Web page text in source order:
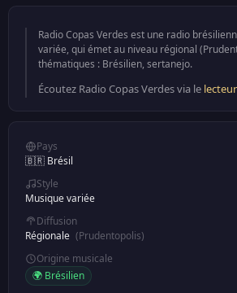
Radio Copas Verdes est une radio
variée, qui émet au niveau régional
thématiques : Brésilien, sertanejo.
Écoutez Radio Copas Verdes via le
Pays
🇧🇷 Brésil
Style
Musique variée
Diffusion
Régionale (Prudentopolis)
Origine musicale
🌍 Brésilien